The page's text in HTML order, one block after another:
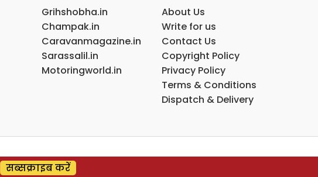
Grihshobha.in
Champak.in
Caravanmagazine.in
Sarassalil.in
Motoringworld.in
About Us
Write for us
Contact Us
Copyright Policy
Privacy Policy
Terms & Conditions
Dispatch & Delivery
सब्सक्राइब करें